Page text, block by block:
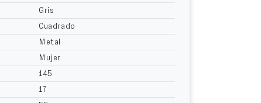
Gris
Cuadrado
Metal
Mujer
145
17